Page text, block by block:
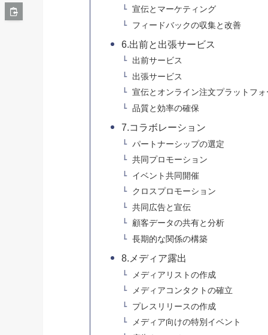
宣伝とマーケティング
フィードバックの収集と改善
6.出前と出張サービス
出前サービス
出張サービス
宣伝とオンライン注文プラットフォ
品質と効率の確保
7.コラボレーション
パートナーシップの選定
共同プロモーション
イベント共同開催
クロスプロモーション
共同広告と宣伝
顧客データの共有と分析
長期的な関係の構築
8.メディア露出
メディアリストの作成
メディアコンタクトの確立
プレスリリースの作成
メディア向けの特別イベント